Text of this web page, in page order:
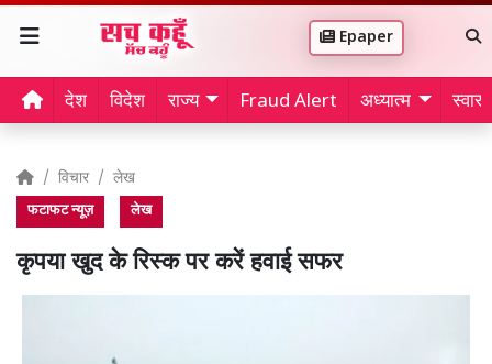
Epaper
देश विदेश राज्य Fraud Alert अध्यात्म
विचार लेख
फटाफट न्यूज़ लेख
कृपया खुद के रिस्क पर करें हवाई सफर